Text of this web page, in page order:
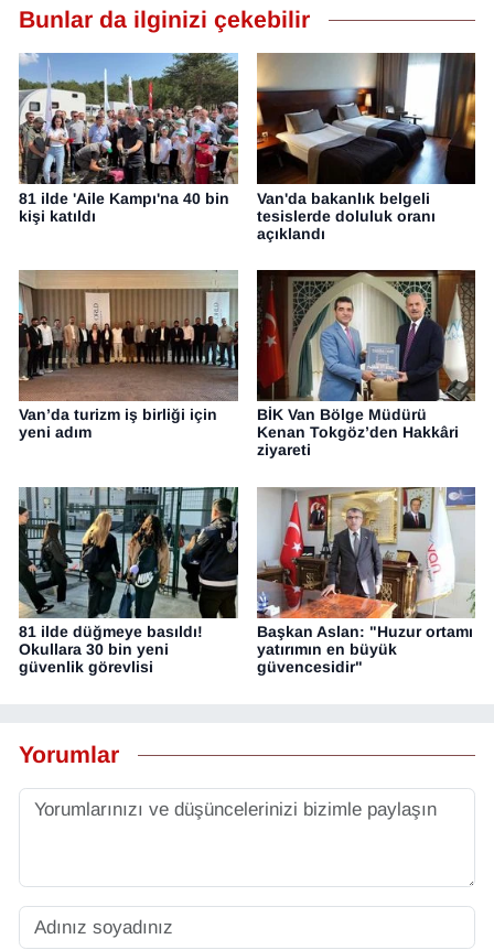
Bunlar da ilginizi çekebilir
81 ilde 'Aile Kampı'na 40 bin
kişi katıldı
Van'da bakanlık belgeli
tesislerde doluluk oranı
açıklandı
Van’da turizm iş birliği için
yeni adım
BİK Van Bölge Müdürü
Kenan Tokgöz’den Hakkâri
ziyareti
81 ilde düğmeye basıldı!
Okullara 30 bin yeni
güvenlik görevlisi
Başkan Aslan: "Huzur ortamı
yatırımın en büyük
güvencesidir"
Yorumlar